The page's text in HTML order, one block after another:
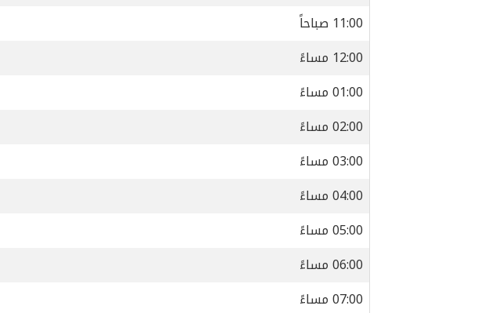
11:00 صباحاً
12:00 مساءً
01:00 مساءً
02:00 مساءً
03:00 مساءً
04:00 مساءً
05:00 مساءً
06:00 مساءً
07:00 مساءً